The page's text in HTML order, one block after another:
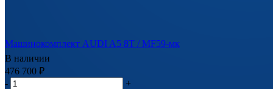
Машинокомплект AUDI A5 8T / MF59-мк
В наличии
476 700 ₽
-
+